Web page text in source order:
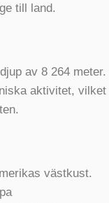
till land.
av 8 264 meter.
aktivitet, vilket
västkust.